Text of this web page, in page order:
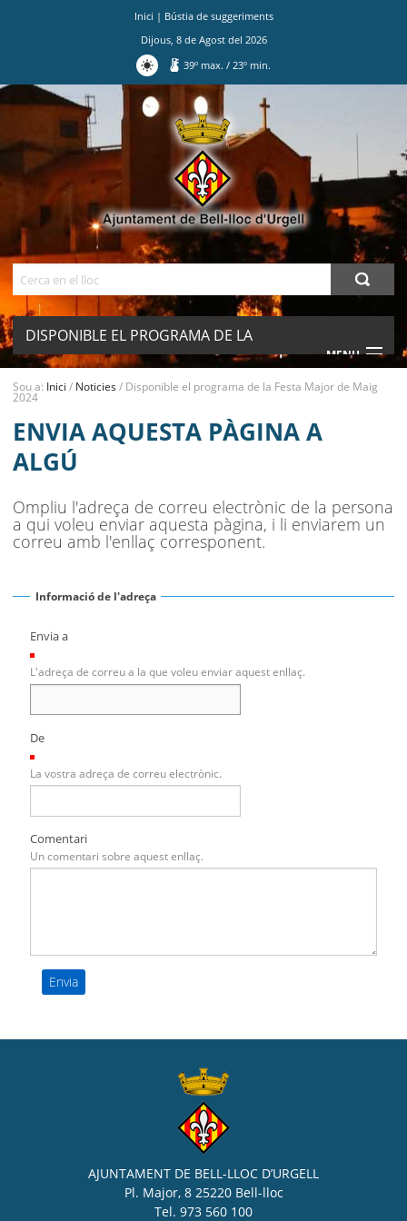
Inici | Bústia de suggeriments
Dijous, 8de Agostdel 2026
39º max./ 23º min.
DISPONIBLE EL PROGRAMA DE LA
FESTA MAJOR DE MAIG 2024
MENU
MUNICIPI
BELL-LLOC SOLUCIONA
Sou a: Inici / Noticies/ Disponible el programa de la Festa Major de Maig
2024
ENVIA AQUESTA PÀGINA A
ALGÚ
Ompliu l'adreça de correu electrònic de la persona
a qui voleu enviar aquesta pàgina, i li enviarem un
correu amb l'enllaç corresponent.
Informació de l'adreça
Envia a
L'adreça de correu a la que voleu enviar aquest enllaç.
De
La vostra adreça de correu electrònic.
Comentari
Un comentari sobre aquest enllaç.
AJUNTAMENT DE BELL-LLOC D’URGELL
Pl. Major, 8 25220 Bell-lloc
Tel. 973 560 100